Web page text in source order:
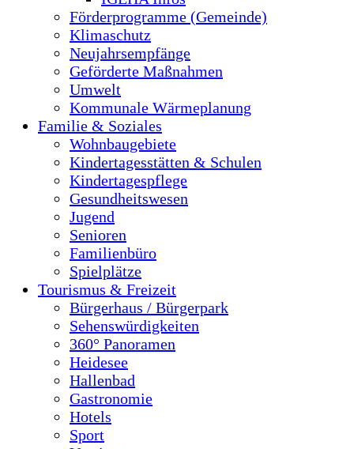
Förderprogramme (Gemeinde)
Klimaschutz
Neujahrsempfänge
Geförderte Maßnahmen
Umwelt
Kommunale Wärmeplanung
Familie & Soziales
Wohnbaugebiete
Kindertagesstätten & Schulen
Kindertagespflege
Gesundheitswesen
Jugend
Senioren
Familienbüro
Spielplätze
Tourismus & Freizeit
Bürgerhaus / Bürgerpark
Sehenswürdigkeiten
360° Panoramen
Heidesee
Hallenbad
Gastronomie
Hotels
Sport